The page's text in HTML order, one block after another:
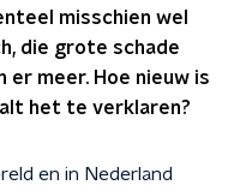
misschien wel
die grote schade
er meer. Hoe nieuw is
het te verklaren?
en in Nederland